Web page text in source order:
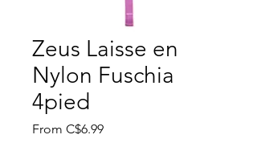
Zeus Laisse en
Nylon Fuschia
4pied
From C$6.99Sale